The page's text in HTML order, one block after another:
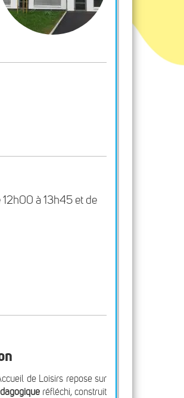
à 13h45 et de
de Loisirs repose sur
réfléchi, construit